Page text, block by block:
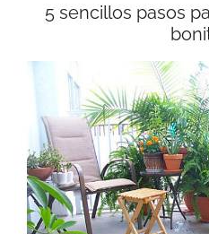
5 sencillos pasos